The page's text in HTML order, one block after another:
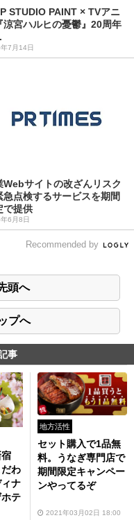
STUDIO PAINT × TVアニ
涼宮ハルヒの憂鬱』20周年
7月14日
Webサイトの改ざんリスク
急点検するサービスを期間
で提供
6月8日
Recommended by
頭へ
プへ
事
わ
ナ
テ
地方活性
セット購入で1品無
料。うなぎ専門店で
期間限定キャンペー
ンやってるぞ
2021年03月02日 18:00